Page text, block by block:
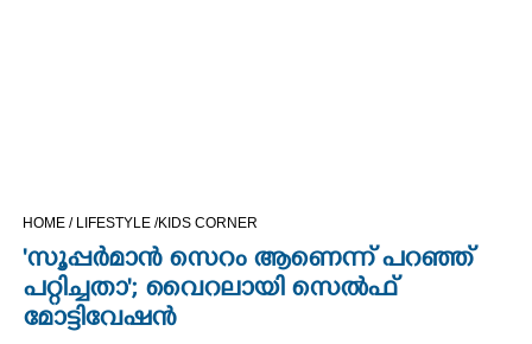
OPINION
HOME / LIFESTYLE /KIDS CORNER
'സൂപ്പർമാൻ സെറം ആണെന്ന് പറഞ്ഞ്
പറ്റിച്ചതാ'; വൈറലായി സെൽഫ്
മോട്ടിവേഷൻ